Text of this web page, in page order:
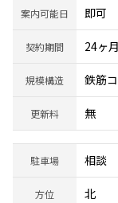
案内可能日 即可
契約期間 24ヶ
規模構造 鉄筋
更新料 無
駐車場 相談
方位 北